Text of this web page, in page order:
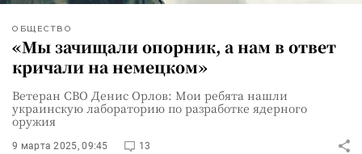
ОБЩЕСТВО
«Мы зачищали опорник, а нам в ответ
кричали на немецком»
Ветеран СВО Денис Орлов: Мои ребята нашли
украинскую лабораторию по разработке ядерного
оружия
9 марта 2025, 09:45 13